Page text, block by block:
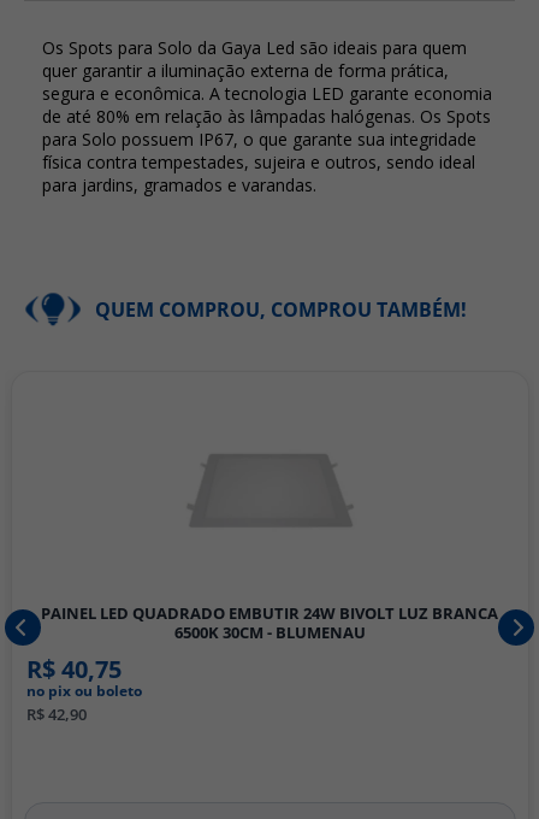
Os Spots para Solo da Gaya Led são ideais para quem
quer garantir a iluminação externa de forma prática,
segura e econômica. A tecnologia LED garante economia
de até 80% em relação às lâmpadas halógenas. Os Spots
para Solo possuem IP67, o que garante sua integridade
física contra tempestades, sujeira e outros, sendo ideal
para jardins, gramados e varandas.
QUEM COMPROU, COMPROU TAMBÉM!
PAINEL LED QUADRADO EMBUTIR 24W BIVOLT LUZ BRANCA
6500K 30CM - BLUMENAU
R$ 40,75
no pix ou boleto
R$ 42,90